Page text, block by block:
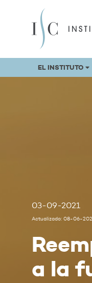
EL INSTITUTO
03-09-2021
Actualizado: 08-06-
a la